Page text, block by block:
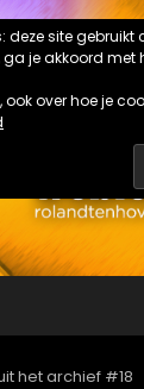
het archief #18
deze site gebruikt
je akkoord met
ook over hoe je